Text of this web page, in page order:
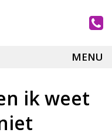
MENU
ik weet